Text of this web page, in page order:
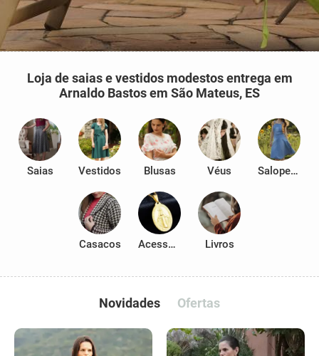
Loja de saias e vestidos modestos entrega em
Arnaldo Bastos em São Mateus, ES
Saias Vestidos Blusas Véus Salopetes
Casacos Acessórios Livros
Novidades Ofertas